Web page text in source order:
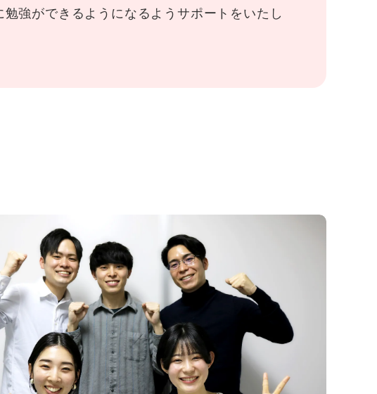
勉強ができるようになるようサポートをいたし